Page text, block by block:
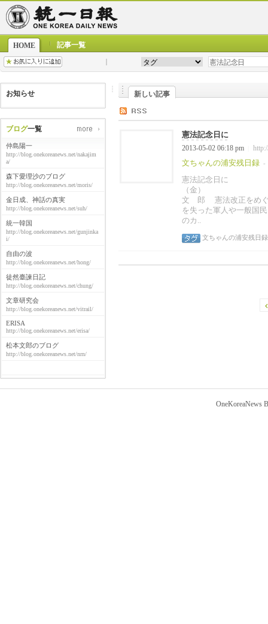
HOME 記事一覧
お知らせ
ブログ一覧
仲島陽一
http://blog.onekoreanews.net/nakajim
a/
森下愛理沙のブログ
http://blog.onekoreanews.net/moris/
金日成、神話の真実
http://blog.onekoreanews.net/suh/
統一韓国
http://blog.onekoreanews.net/gunjinka
i/
自由の波
http://blog.onekoreanews.net/hong/
徒然臺諫日記
http://blog.onekoreanews.net/chung/
文章研究会
http://blog.onekoreanews.net/vitrail/
ERISA
http://blog.onekoreanews.net/erisa/
松本文郎のブログ
http://blog.onekoreanews.net/nrn/
新しい記事
憲法記念日に
2013-05-02 06:18 pm
文ちゃんの浦安残日録 -
憲法記念
（
文 郎 憲法改正をめぐ
を失った軍人や一般国
のカ..
文ちゃんの浦安残日録
OneKoreaNews